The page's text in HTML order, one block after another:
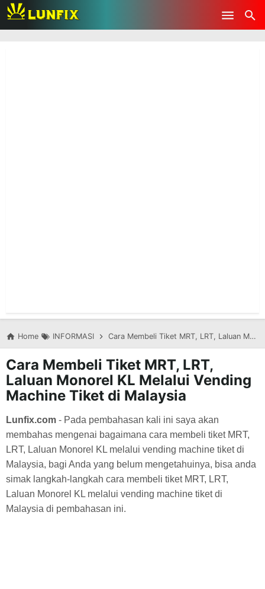
-->
Home INFORMASI Cara Membeli Tiket MRT, LRT, Laluan Monorel KL Melalui Vending Machine Tiket di Malaysia
Cara Membeli Tiket MRT, LRT,
Laluan Monorel KL Melalui Vending
Machine Tiket di Malaysia
Lunfix.com - Pada pembahasan kali ini saya akan
membahas mengenai bagaimana cara membeli tiket MRT,
LRT, Laluan Monorel KL melalui vending machine tiket di
Malaysia, bagi Anda yang belum mengetahuinya, bisa anda
simak langkah-langkah cara membeli tiket MRT, LRT,
Laluan Monorel KL melalui vending machine tiket di
Malaysia di pembahasan ini.